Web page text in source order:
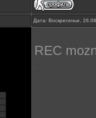
Дата: Воскресенье,
REC